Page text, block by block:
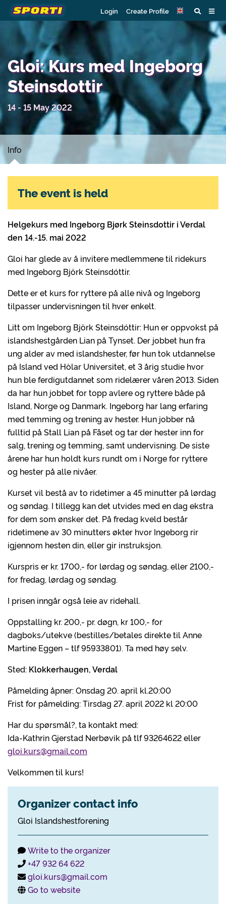
Login Create Profile
Gloi: Kurs med Ingeborg
Steinsdottir
14 - 15 May 2022
Info
Helgekurs med Ingeborg Bjørk Steinsdottir i Verdal
den 14.-15. mai 2022
Gloi har glede av å invitere medlemmene til ridekurs
med Ingeborg Björk Steinsdóttir.
Dette er et kurs for ryttere på alle nivå og Ingeborg
tilpasser undervisningen til hver enkelt.
Litt om Ingeborg Björk Steinsdóttir: Hun er oppvokst på
islandshestgården Lian på Tynset. Der jobbet hun fra
ung alder av med islandshester, før hun tok utdannelse
på Island ved Hòlar Universitet, et 3 årig studie hvor
hun ble ferdigutdannet som ridelærer våren 2013. Siden
da har hun jobbet for topp avlere og ryttere både på
Island, Norge og Danmark. Ingeborg har lang erfaring
med temming og trening av hester. Hun jobber nå
fulltid på Stall Lian på Fåset og tar der hester inn for
salg, trening og temming, samt undervisning. De siste
årene har hun holdt kurs rundt om i Norge for ryttere
og hester på alle nivåer.
Kurset vil bestå av to ridetimer a 45 minutter på lørdag
og søndag. I tillegg kan det utvides med en dag ekstra
for dem som ønsker det. På fredag kveld består
ridetimene av 30 minutters økter hvor Ingeborg rir
igjennom hesten din, eller gir instruksjon.
Kurspris er kr. 1700,- for lørdag og søndag, eller 2100,-
for fredag, lørdag og søndag.
I prisen inngår også leie av ridehall.
Oppstalling kr. 200,- pr. døgn, kr 100,- for
dagboks/utekve (bestilles/betales direkte til Anne
Martine Eggen – tlf 95933801). Ta med høy selv.
Sted: Klokkerhaugen, Verdal
Påmelding åpner: Onsdag 20. april kl.20:00
Frist for påmelding: Tirsdag 27. april 2022 kl 20:00
Har du spørsmål?, ta kontakt med:
Ida-Kathrin Gjerstad Nerbøvik på tlf 93264622 eller
gloi.kurs@gmail.com
Velkommen til kurs!
Organizer contact info
Gloi Islandshestforening
Write to the organizer
+47 932 64 622
gloi.kurs@gmail.com
Go to website
The event is held